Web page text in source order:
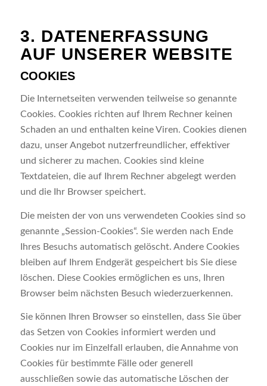
3. DATENERFASSUNG
AUF UNSERER WEBSITE
COOKIES
Die Internetseiten verwenden teilweise so genannte
Cookies. Cookies richten auf Ihrem Rechner keinen
Schaden an und enthalten keine Viren. Cookies dienen
dazu, unser Angebot nutzerfreundlicher, effektiver
und sicherer zu machen. Cookies sind kleine
Textdateien, die auf Ihrem Rechner abgelegt werden
und die Ihr Browser speichert.
Die meisten der von uns verwendeten Cookies sind so
genannte „Session-Cookies“. Sie werden nach Ende
Ihres Besuchs automatisch gelöscht. Andere Cookies
bleiben auf Ihrem Endgerät gespeichert bis Sie diese
löschen. Diese Cookies ermöglichen es uns, Ihren
Browser beim nächsten Besuch wiederzuerkennen.
Sie können Ihren Browser so einstellen, dass Sie über
das Setzen von Cookies informiert werden und
Cookies nur im Einzelfall erlauben, die Annahme von
Cookies für bestimmte Fälle oder generell
ausschließen sowie das automatische Löschen der